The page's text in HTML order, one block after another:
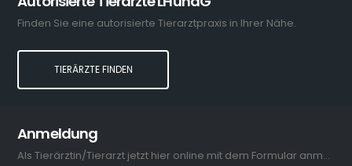
Finden Sie eine autorisierte Tierarztpraxis in Ihrer Nähe.
TIERÄRZTE FINDEN
Anmeldung
Als Tierärztin/Tierarzt jetzt hier online mit dem Formular anmelden.